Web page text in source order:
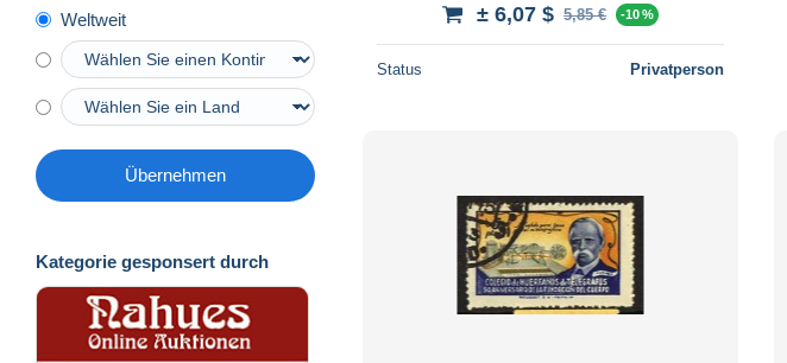
Weltweit
Übernehmen
Kategorie gesponsert durch
± 6,07 $ 5,85 € -10 %
Status Privatperson